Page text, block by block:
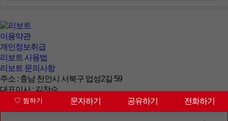
문자하기 공유하기 전화하기
이용약관
개인정보취급
리보트 사용법
리보트 문의사항
주소 : 충남 천안시 서북구 업성2길 59
대표이사 : 김찬수
대표번호 : 041-564-5221
상담시간 : 09:00~18:00 (토/일/공휴일 휴무)